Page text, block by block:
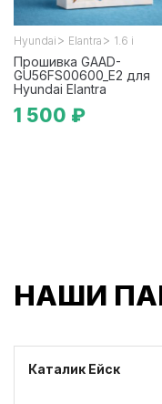
Hyundai > Elantra > 1.6 i
Прошивка GAAD-
GU56FS00600_E2 для
Hyundai Elantra
1 500 ₽
НАШИ
Каталик Ейск